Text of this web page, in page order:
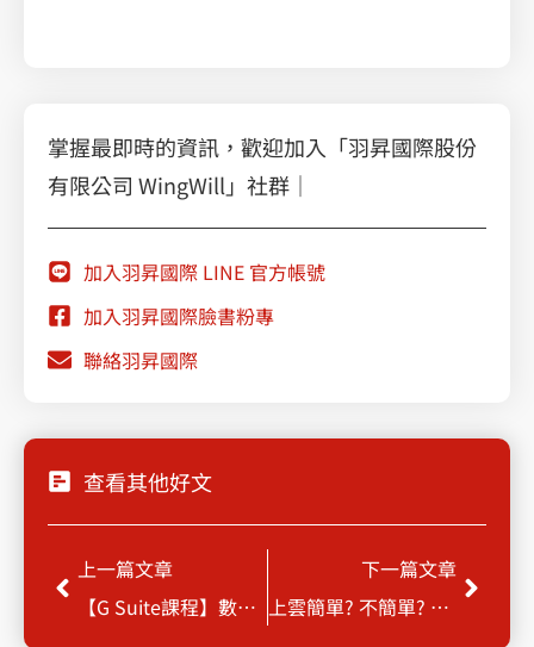
掌握最即時的資訊，歡迎加入「羽昇國際股份
有限公司 WingWill」社群｜
加入羽昇國際 LINE 官方帳號
加入羽昇國際臉書粉專
聯絡羽昇國際
查看其他好文
上一頁
上一篇文章
【G Suite課程】數位轉型-善用生產力工具
下一篇文章
上雲簡單? 不簡單? Palo Alto Networks & Google你有更快更安全的選擇
下一